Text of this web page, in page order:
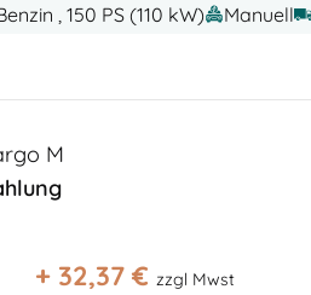
, 150 PS (110 kW) Manuell
M
+ 32,37€ zzgl Mwst